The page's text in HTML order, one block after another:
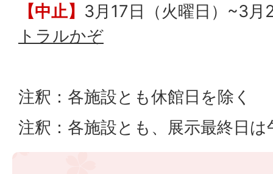
【中止】 3月17日（火曜日）~3月
トラルかぞ
注釈：各施設とも休館日を除く
注釈：各施設とも、展示最終日は